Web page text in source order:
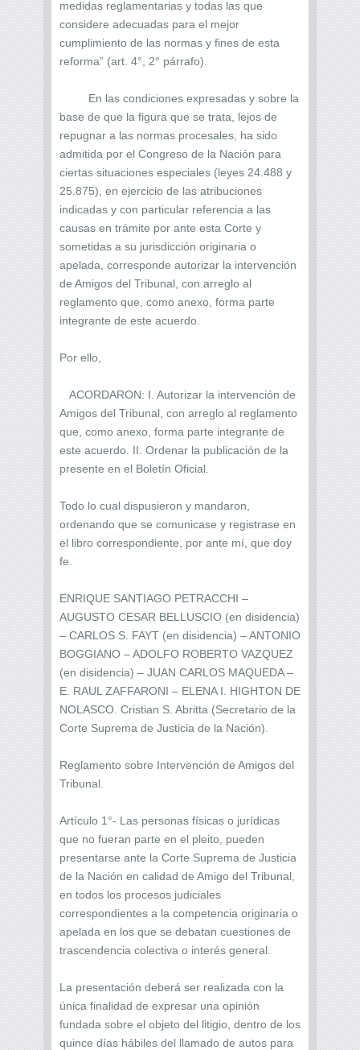
medidas reglamentarias y todas las que
considere adecuadas para el mejor
cumplimiento de las normas y fines de esta
reforma” (art. 4°, 2° párrafo).
En las condiciones expresadas y sobre la
base de que la figura que se trata, lejos de
repugnar a las normas procesales, ha sido
admitida por el Congreso de la Nación para
ciertas situaciones especiales (leyes 24.488 y
25.875), en ejercicio de las atribuciones
indicadas y con particular referencia a las
causas en trámite por ante esta Corte y
sometidas a su jurisdicción originaria o
apelada, corresponde autorizar la intervención
de Amigos del Tribunal, con arreglo al
reglamento que, como anexo, forma parte
integrante de este acuerdo.
Por ello,
ACORDARON: I. Autorizar la intervención de
Amigos del Tribunal, con arreglo al reglamento
que, como anexo, forma parte integrante de
este acuerdo. II. Ordenar la publicación de la
presente en el Boletín Oficial.
Todo lo cual dispusieron y mandaron,
ordenando que se comunicase y registrase en
el libro correspondiente, por ante mí, que doy
fe.
ENRIQUE SANTIAGO PETRACCHI –
AUGUSTO CESAR BELLUSCIO (en disidencia)
– CARLOS S. FAYT (en disidencia) – ANTONIO
BOGGIANO – ADOLFO ROBERTO VAZQUEZ
(en disidencia) – JUAN CARLOS MAQUEDA –
E. RAUL ZAFFARONI – ELENA I. HIGHTON DE
NOLASCO. Cristian S. Abritta (Secretario de la
Corte Suprema de Justicia de la Nación).
Reglamento sobre Intervención de Amigos del
Tribunal.
Artículo 1°- Las personas físicas o jurídicas
que no fueran parte en el pleito, pueden
presentarse ante la Corte Suprema de Justicia
de la Nación en calidad de Amigo del Tribunal,
en todos los procesos judiciales
correspondientes a la competencia originaria o
apelada en los que se debatan cuestiones de
trascendencia colectiva o interés general.
La presentación deberá ser realizada con la
única finalidad de expresar una opinión
fundada sobre el objeto del litigio, dentro de los
quince días hábiles del llamado de autos para